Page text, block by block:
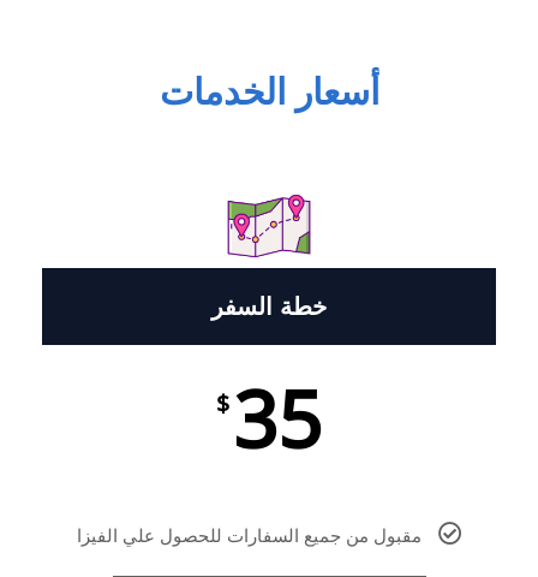
أسعار الخدمات
خطة السفر
35
$
مقبول من جميع السفارات للحصول علي الفيزا